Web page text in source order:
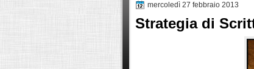
mercoledì 27 febbraio 2013
Strategia di